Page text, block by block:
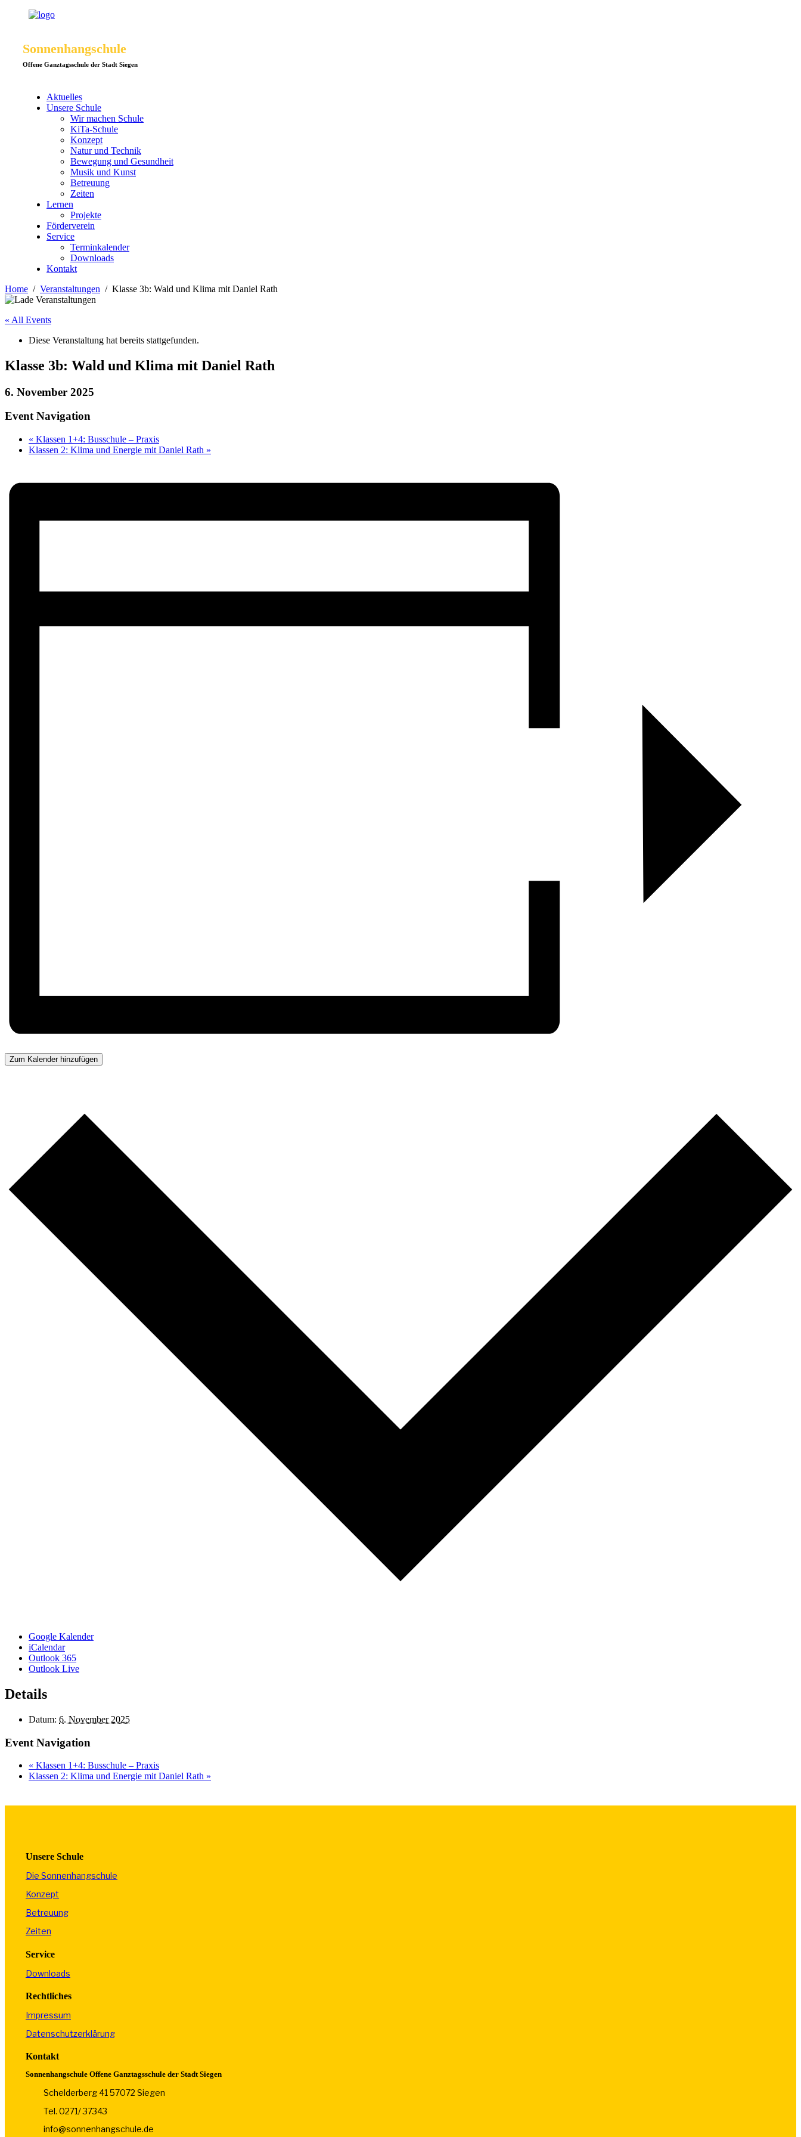
Sonnenhangschule
Offene Ganztagsschule der Stadt Siegen
Aktuelles
Unsere Schule
Wir machen Schule
KiTa-Schule
Konzept
Natur und Technik
Bewegung und Gesundheit
Musik und Kunst
Betreuung
Zeiten
Lernen
Projekte
Förderverein
Service
Terminkalender
Downloads
Kontakt
Home
Veranstaltungen Klasse 3b: Wald und Klima mit Daniel Rath
« All Events
Diese Veranstaltung hat bereits stattgefunden.
Klasse 3b: Wald und Klima mit Daniel Rath
6. November 2025
Event Navigation
« Klassen 1+4: Busschule – Praxis
Klassen 2: Klima und Energie mit Daniel Rath »
Zum Kalender hinzufügen
Google Kalender
iCalendar
Outlook 365
Outlook Live
Details
Datum: 6. November 2025
Event Navigation
« Klassen 1+4: Busschule – Praxis
Klassen 2: Klima und Energie mit Daniel Rath »
Unsere Schule
Die Sonnenhangschule
Konzept
Betreuung
Zeiten
Service
Downloads
Rechtliches
Impressum
Datenschutzerklärung
Kontakt
Sonnenhangschule Offene Ganztagsschule der Stadt Siegen
Schelderberg 41 57072 Siegen
Tel. 0271/ 37343
info@sonnenhangschule.de